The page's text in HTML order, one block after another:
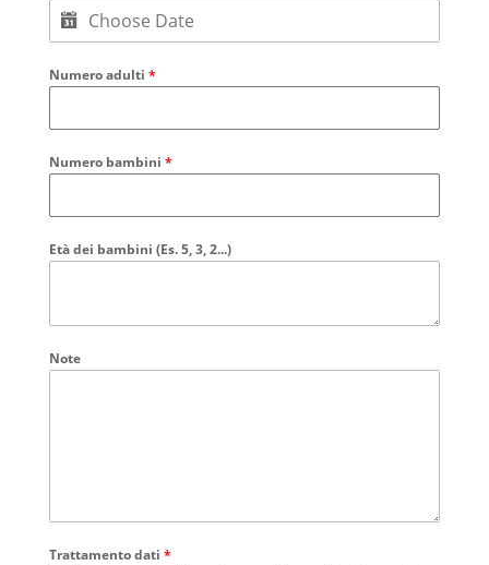
Numero adulti *
Numero bambini *
Età dei bambini (Es. 5, 3, 2...)
Note
Trattamento dati *